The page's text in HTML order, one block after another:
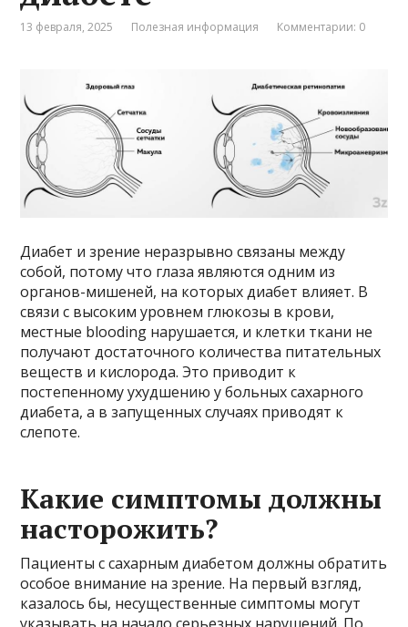
13 февраля, 2025 Полезная информация Комментарии: 0
Диабет и зрение неразрывно связаны между
собой, потому что глаза являются одним из
органов-мишеней, на которых диабет влияет. В
связи с высоким уровнем глюкозы в крови,
местные blooding нарушается, и клетки ткани не
получают достаточного количества питательных
веществ и кислорода. Это приводит к
постепенному ухудшению у больных сахарного
диабета, а в запущенных случаях приводят к
слепоте.
Какие симптомы должны
насторожить?
Пациенты с сахарным диабетом должны обратить
особое внимание на зрение. На первый взгляд,
казалось бы, несущественные симптомы могут
указывать на начало серьезных нарушений. По